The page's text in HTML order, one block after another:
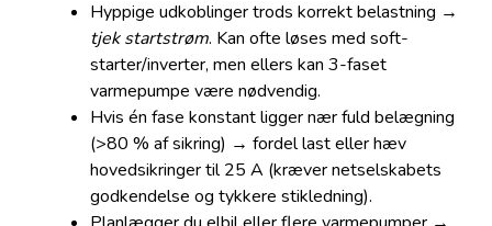
Hyppige udkoblinger trods korrekt belastning →
tjek startstrøm. Kan ofte løses med soft-
starter/inverter, men ellers kan 3-faset
varmepumpe være nødvendig.
Hvis én fase konstant ligger nær fuld belægning
(>80 % af sikring) → fordel last eller hæv
hovedsikringer til 25 A (kræver netselskabets
godkendelse og tykkere stikledning).